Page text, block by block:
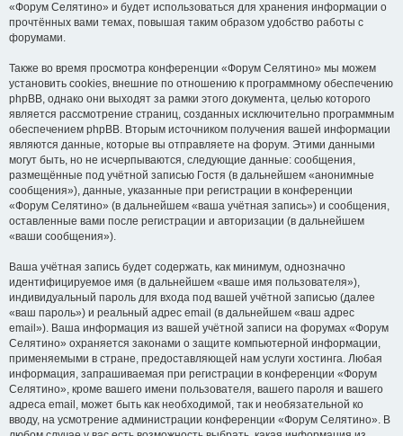
«Форум Селятино» и будет использоваться для хранения информации о
прочтённых вами темах, повышая таким образом удобство работы с
форумами.
Также во время просмотра конференции «Форум Селятино» мы можем
установить cookies, внешние по отношению к программному обеспечению
phpBB, однако они выходят за рамки этого документа, целью которого
является рассмотрение страниц, созданных исключительно программным
обеспечением phpBB. Вторым источником получения вашей информации
являются данные, которые вы отправляете на форум. Этими данными
могут быть, но не исчерпываются, следующие данные: сообщения,
размещённые под учётной записью Гостя (в дальнейшем «анонимные
сообщения»), данные, указанные при регистрации в конференции
«Форум Селятино» (в дальнейшем «ваша учётная запись») и сообщения,
оставленные вами после регистрации и авторизации (в дальнейшем
«ваши сообщения»).
Ваша учётная запись будет содержать, как минимум, однозначно
идентифицируемое имя (в дальнейшем «ваше имя пользователя»),
индивидуальный пароль для входа под вашей учётной записью (далее
«ваш пароль») и реальный адрес email (в дальнейшем «ваш адрес
email»). Ваша информация из вашей учётной записи на форумах «Форум
Селятино» охраняется законами о защите компьютерной информации,
применяемыми в стране, предоставляющей нам услуги хостинга. Любая
информация, запрашиваемая при регистрации в конференции «Форум
Селятино», кроме вашего имени пользователя, вашего пароля и вашего
адреса email, может быть как необходимой, так и необязательной ко
вводу, на усмотрение администрации конференции «Форум Селятино». В